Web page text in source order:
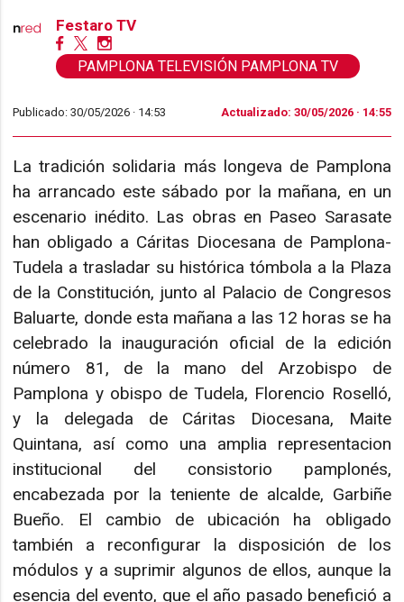
Festaro TV
PAMPLONA TELEVISIÓN PAMPLONA TV
Publicado: 30/05/2026 · 14:53 Actualizado: 30/05/2026 · 14:55
La tradición solidaria más longeva de Pamplona
ha arrancado este sábado por la mañana, en un
escenario inédito. Las obras en Paseo Sarasate
han obligado a Cáritas Diocesana de Pamplona-
Tudela a trasladar su histórica tómbola a la Plaza
de la Constitución, junto al Palacio de Congresos
Baluarte, donde esta mañana a las 12 horas se ha
celebrado la inauguración oficial de la edición
número 81, de la mano del Arzobispo de
Pamplona y obispo de Tudela, Florencio Roselló,
y la delegada de Cáritas Diocesana, Maite
Quintana, así como una amplia representacion
institucional del consistorio pamplonés,
encabezada por la teniente de alcalde, Garbiñe
Bueño. El cambio de ubicación ha obligado
también a reconfigurar la disposición de los
módulos y a suprimir algunos de ellos, aunque la
esencia del evento, que el año pasado benefició a